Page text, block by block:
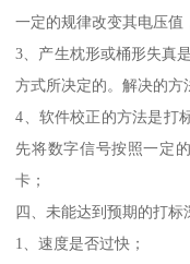
一定的规律改变其电压值
3、产生枕形或桶形失真
方式所决定的。解决的方
4、软件校正的方法是打
先将数字信号按照一定
卡；
四、未能达到预期的打标
1、速度是否过快；